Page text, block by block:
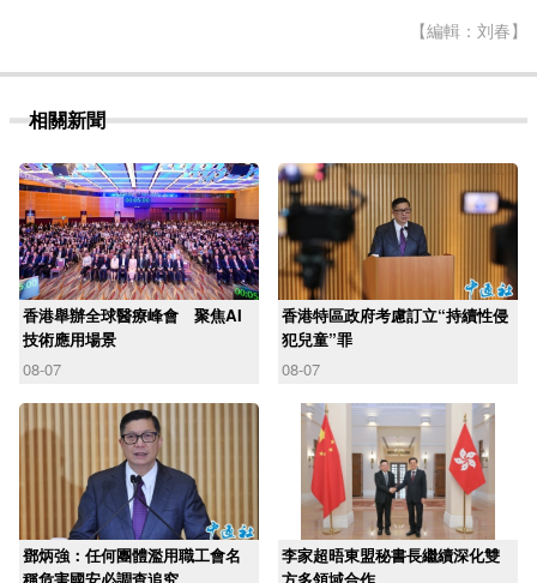
【編輯：刘春】
相關新聞
香港舉辦全球醫療峰會 聚焦AI
技術應用場景
08-07
香港特區政府考慮訂立“持續性侵
犯兒童”罪
08-07
鄧炳強：任何團體濫用職工會名
李家超晤東盟秘書長繼續深化雙